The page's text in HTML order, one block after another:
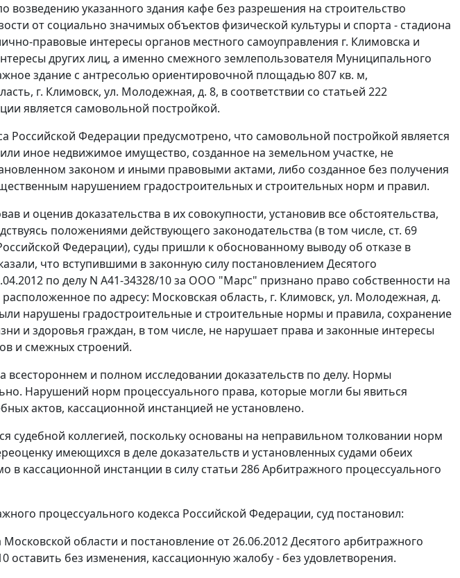
возведению указанного здания кафе без разрешения на строительство
от социально значимых объектов физической культуры и спорта - стадиона
правовые интересы органов местного самоуправления г. Климовска и
других лиц, а именно смежного землепользователя Муниципального
здание с антресолью ориентировочной площадью 807 кв. м,
г. Климовск, ул. Молодежная, д. 8, в соответствии со статьей 222
является самовольной постройкой.
Российской Федерации предусмотрено, что самовольной постройкой является
иное недвижимое имущество, созданное на земельном участке, не
законом и иными правовыми актами, либо созданное без получения
нарушением градостроительных и строительных норм и правил.
и оценив доказательства в их совокупности, установив все обстоятельства,
положениями действующего законодательства (в том числе, ст. 69
Федерации), суды пришли к обоснованному выводу об отказе в
что вступившими в законную силу постановлением Десятого
по делу N А41-34328/10 за ООО "Марс" признано право собственности на
по адресу: Московская область, г. Климовск, ул. Молодежная, д.
нарушены градостроительные и строительные нормы и правила, сохранение
и здоровья граждан, в том числе, не нарушает права и законные интересы
и смежных строений.
и полном исследовании доказательств по делу. Нормы
Нарушений норм процессуального права, которые могли бы явиться
актов, кассационной инстанцией не установлено.
судебной коллегией, поскольку основаны на неправильном толковании норм
имеющихся в деле доказательств и установленных судами обеих
в кассационной инстанции в силу статьи 286Арбитражного процессуального
процессуального кодекса Российской Федерации, суд постановил:
области и постановление от 26.06.2012 Десятого арбитражного
оставить без изменения, кассационную жалобу - без удовлетворения.